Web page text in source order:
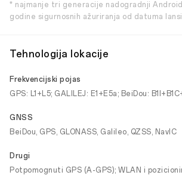
* najmanje tri generacije nadogradnji
godine sigurnosnih ažuriranja od datuma
Tehnologija lokacije
Frekvencijski pojas
GPS: L1+L5; GALILEJ: E1+E5a; BeiDou:
GNSS
BeiDou, GPS, GLONASS, Galileo, QZSS, NavIC
Drugi
Potpomognuti GPS (A-GPS); WLAN i